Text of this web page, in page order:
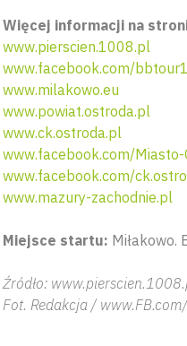
Więcej informacji na
www.pierscien.1008.pl
www.facebook.com/
www.milakowo.eu
www.powiat.ostroda.pl
www.ck.ostroda.pl
www.facebook.com/
www.facebook.com/
www.mazury-zachodnie.pl
Miejsce startu: Miłakowo.
Źródło:
Fot. Redakcja /